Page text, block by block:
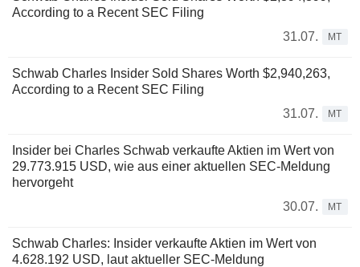
According to a Recent SEC Filing
31.07.
MT
Schwab Charles Insider Sold Shares Worth $2,940,263,
According to a Recent SEC Filing
31.07.
MT
Insider bei Charles Schwab verkaufte Aktien im Wert von
29.773.915 USD, wie aus einer aktuellen SEC-Meldung
hervorgeht
30.07.
MT
Schwab Charles: Insider verkaufte Aktien im Wert von
4.628.192 USD, laut aktueller SEC-Meldung